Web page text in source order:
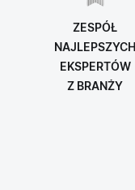
ZESPÓŁ
NAJLEPSZYCH
EKSPERTÓW
Z BRANŻY